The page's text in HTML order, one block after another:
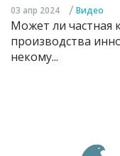
03 апр 2024 / Видео
Может ли частная
производства
некому...